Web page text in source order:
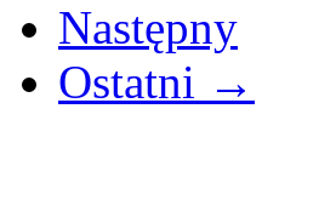
Następny
Ostatni →